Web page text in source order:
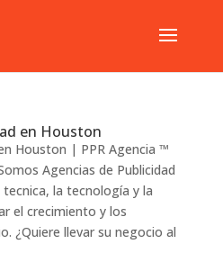
en Houston
Houston | PPR Agencia ™
Agencias de Publicidad
la tecnología y la
el crecimiento y los
¿Quiere llevar su negocio al